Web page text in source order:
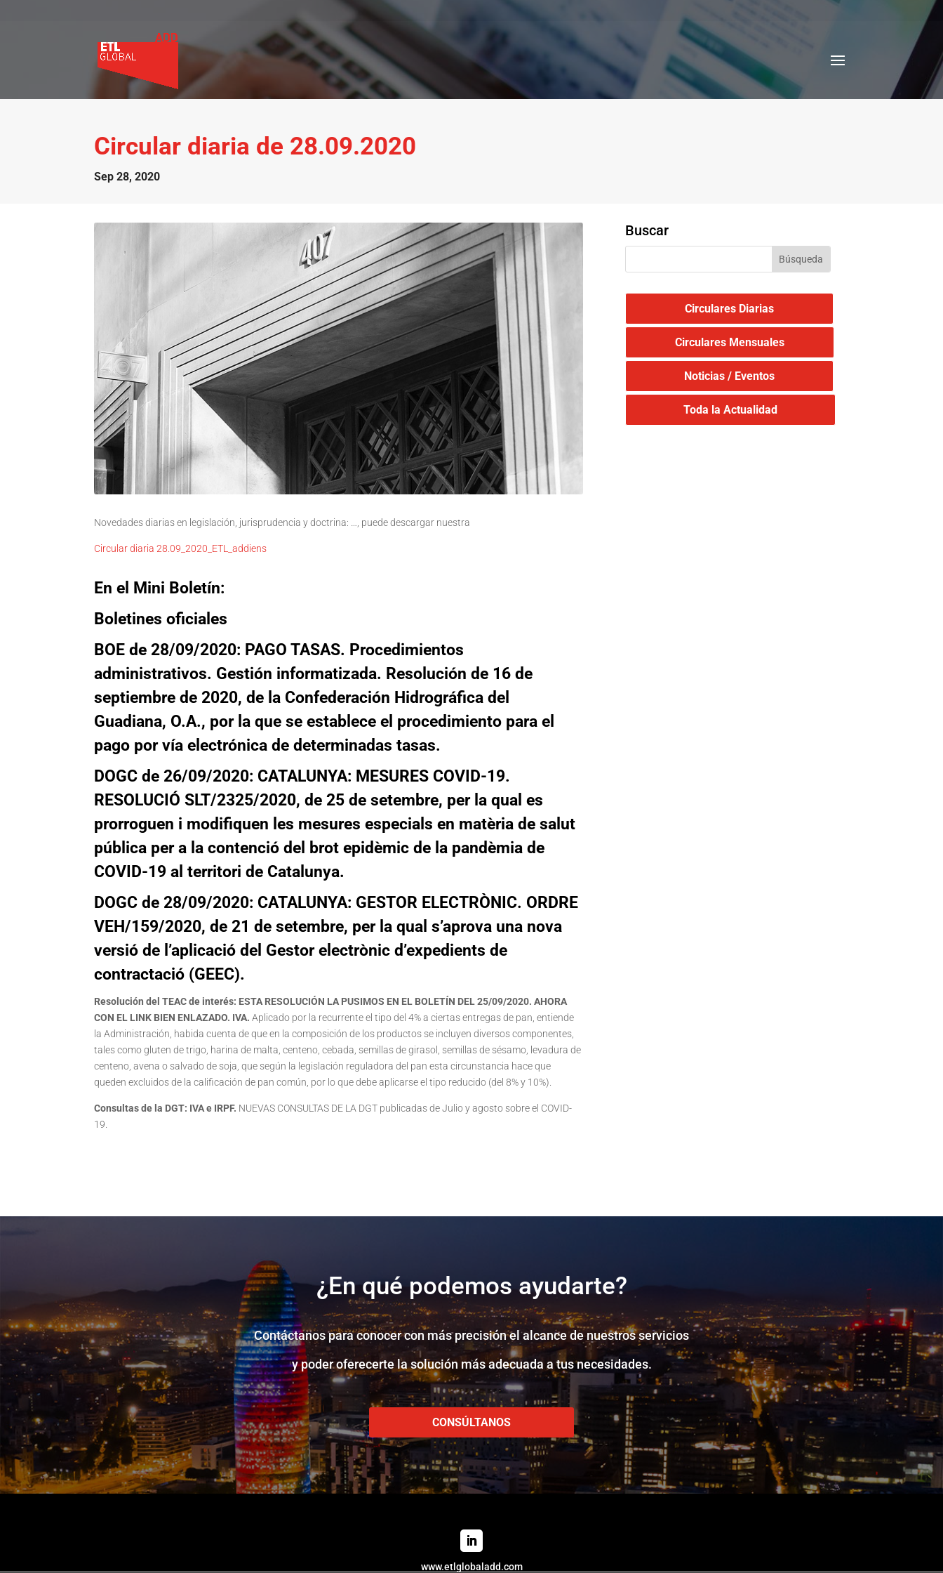
Circular diaria de 28.09.2020
Sep 28, 2020
Novedades diarias en legislación, jurisprudencia y doctrina: …, puede descargar nuestra
Circular diaria 28.09_2020_ETL_addiens
En el Mini Boletín:
Boletines oficiales
BOE de 28/09/2020: PAGO TASAS. Procedimientos
administrativos. Gestión informatizada. Resolución de 16 de
septiembre de 2020, de la Confederación Hidrográfica del
Guadiana, O.A., por la que se establece el procedimiento para el
pago por vía electrónica de determinadas tasas.
DOGC de 26/09/2020: CATALUNYA: MESURES COVID-19.
RESOLUCIÓ SLT/2325/2020, de 25 de setembre, per la qual es
prorroguen i modifiquen les mesures especials en matèria de salut
pública per a la contenció del brot epidèmic de la pandèmia de
COVID-19 al territori de Catalunya.
DOGC de 28/09/2020: CATALUNYA: GESTOR ELECTRÒNIC. ORDRE
VEH/159/2020, de 21 de setembre, per la qual s’aprova una nova
versió de l’aplicació del Gestor electrònic d’expedients de
contractació (GEEC).
Resolución del TEAC de interés: ESTA RESOLUCIÓN LA PUSIMOS EN EL BOLETÍN DEL 25/09/2020. AHORA
CON EL LINK BIEN ENLAZADO. IVA.Aplicado por la recurrente el tipo del 4% a ciertas entregas de pan, entiende
la Administración, habida cuenta de que en la composición de los productos se incluyen diversos componentes,
tales como gluten de trigo, harina de malta, centeno, cebada, semillas de girasol, semillas de sésamo, levadura de
centeno, avena o salvado de soja, que según la legislación reguladora del pan esta circunstancia hace que
queden excluidos de la calificación de pan común, por lo que debe aplicarse el tipo reducido (del 8% y 10%).
Consultas de la DGT: IVA e IRPF. NUEVAS CONSULTAS DE LA DGT publicadas de Julio y agosto sobre el COVID-
19.
Buscar
Circulares Diarias
Circulares Mensuales
Noticias / Eventos
Toda la Actualidad
¿En qué podemos ayudarte?
Contáctanos para conocer con más precisión el alcance de nuestros servicios
y poder oferecerte la solución más adecuada a tus necesidades.
CONSÚLTANOS
www.etlglobaladd.com